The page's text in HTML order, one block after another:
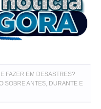
FAZER EM DESASTRES?
SOBRE ANTES, DURANTE E